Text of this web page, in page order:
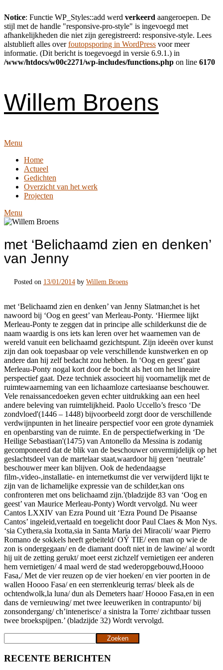
Notice: Functie WP_Styles::add werd verkeerd aangeroepen. De
stijl met de handle "responsive-pro-style" is ingevoegd met
afhankelijkheden die niet zijn geregistreerd: responsive-style. Lees
alstublieft alles overfoutopsporing in WordPress voor meer
informatie. (Dit bericht is toegevoegd in versie 6.9.1.) in
/www/htdocs/w00c2271/wp-includes/functions.php on line 6170
Willem Broens
Menu
Home
Actueel
Gedichten
Overzicht van het werk
Projecten
Menu
met ‘Belichaamd zien en denken’
van Jenny
Posted on 13/01/2014 by Willem Broens
met ‘Belichaamd zien en denken’ van Jenny Slatman;het is het
nawoord bij ‘Oog en geest’ van Merleau-Ponty. ‘Hiermee lijkt
Merleau-Ponty te zeggen dat in principe alle schilderkunst die de
naam waardig is ons iets kan leren over het waarnemen van de
wereld vanuit een belichaamd gezichtspunt. Zijn ideeën over kunst
zijn dan ook toepasbaar op vele verschillende kunstwerken en op
andere dan hij zelf bedacht zou hebben. In ‘Oog en geest’ gaat
Merleau-Ponty nogal kort door de bocht als het om het lineaire
perspectief gaat. Deze techniek associeert hij voornamelijk met de
ruimtewaarneming van een lichaamloze cartesiaanse beschouwer.
Vele renaissancedoeken geven echter uitdrukking aan een heel
andere beleving van ruimtelijkheid. Paolo Uccello’s fresco ‘De
zondvloed'(1446 – 1448) bijvoorbeeld zorgt door de verschillende
verdwijnpunten in het lineaire perspectief voor een grote dynamiek
en openbarsting van de ruimte. En de perspectiefwerking in ‘De
Heilige Sebastiaan'(1475) van Antonello da Messina is zodanig
gecomponeerd dat de blik van de beschouwer onvermijdelijk op het
geslachtsdeel van de martelaar staat,waardoor hij geen ‘neutrale’
beschouwer meer kan blijven. Ook de hedendaagse
film-,video-,installatie- en internetkumst die ver verwijderd lijkt te
zijn van de lichamelijke expressie van de schilder,kan ons
confronteren met ons belichaamd zijn.'(bladzijde 83 van ‘Oog en
geest’ van Maurice Merleau-Ponty) Wordt vervolgd. Nu weer
Cantos LXXIV van Ezra Pound uit ‘Ezra Pound De Pisaanse
Cantos’ ingeleid,vertaald en toegelicht door Paul Claes & Mon Nys.
‘sia Cythera,sia Ixotta,sia in Santa Maria dei Miracoli/ waar Pierro
Romano de sokkels heeft gebeiteld/ OÝ TIE/ een man op wie de
zon is ondergegaan/ en de diamant dooft niet in de lawine/ al wordt
hij uit de zetting gerukt/ moet eerst zichzelf vernietigen eer anderen
hem vernietigen/ 4 maal werd de stad wederopgebouwd,Hoooo
Fasa,/ Met de vier reuzen op de vier hoeken/ en vier poorten in de
wallen Hoooo Fasa/ en een sterrenkleurig terras/ bleek als de
ochtendwolk,la luna/ dun als Demeters haar/ Hoooo Fasa,en in een
dans de vernieuwing/ met twee leeuweriken in contrapunto/ bij
zonsondergang/ ch’intenerisce/ a sinistra la Torre/ zichtbaar tussen
twee broekspijpen.’ (bladzijde 32) Wordt vervolgd.
Zoeken
RECENTE BERICHTEN